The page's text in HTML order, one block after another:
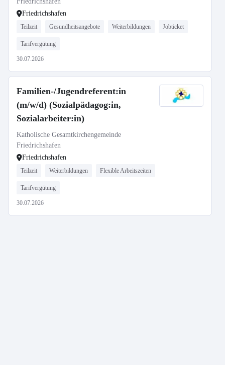
Friedrichshafen
Teilzeit Gesundheitsangebote Weiterbildungen Jobticket
Tarifvergütung
30.07.2026
Familien-/Jugendreferent:in
(m/w/d) (Sozialpädagog:in,
Sozialarbeiter:in)
Katholische Gesamtkirchengemeinde
Friedrichshafen
Friedrichshafen
Teilzeit Weiterbildungen Flexible Arbeitszeiten
Tarifvergütung
30.07.2026